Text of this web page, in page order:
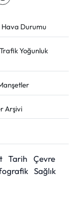
Hava Durumu
Yoğunluk
Arşivi
Tarih
Çevre
Sağlık